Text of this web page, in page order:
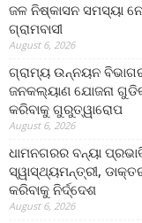
ଜଳ ନିଷ୍କାସନ ସମସ୍ୟା
ଗ୍ରାମବାସୀ
August 6, 2026
ଗ୍ରାମ୍ୟ ଉନ୍ନୟନ
ଜନକଲ୍ୟାଣ ଯୋଜନା
କରିବାକୁ ଗୁରୁତ୍ୱାରୋପ
August 6, 2026
ଧାମନଗରର ବନ୍ୟା
ସ୍ୱାସ୍ଥ୍ୟମନ୍ତ୍ରୀ,
କରିବାକୁ ନିର୍ଦ୍ଦେଶ
August 6, 2026